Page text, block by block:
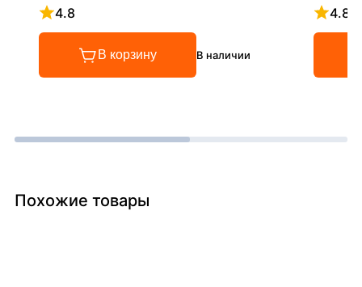
4.8
Рейтинг 4.8 из 5
В корзину В наличии
4.8
Похожие товары